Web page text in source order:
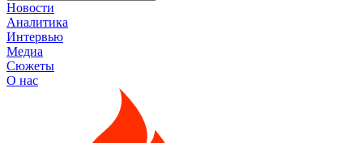
Новости
Аналитика
Интервью
Медиа
Сюжеты
О нас